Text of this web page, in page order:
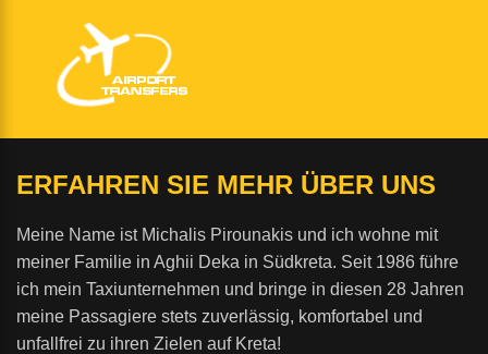
ERFAHREN SIE MEHR ÜBER UNS
Meine Name ist Michalis Pirounakis und ich wohne mit
meiner Familie in Aghii Deka in Südkreta. Seit 1986 führe
ich mein Taxiunternehmen und bringe in diesen 28 Jahren
meine Passagiere stets zuverlässig, komfortabel und
unfallfrei zu ihren Zielen auf Kreta!